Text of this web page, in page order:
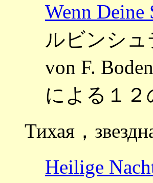
Wenn
ルビンシュ
von F.
による１２
Тихая，
Heilige